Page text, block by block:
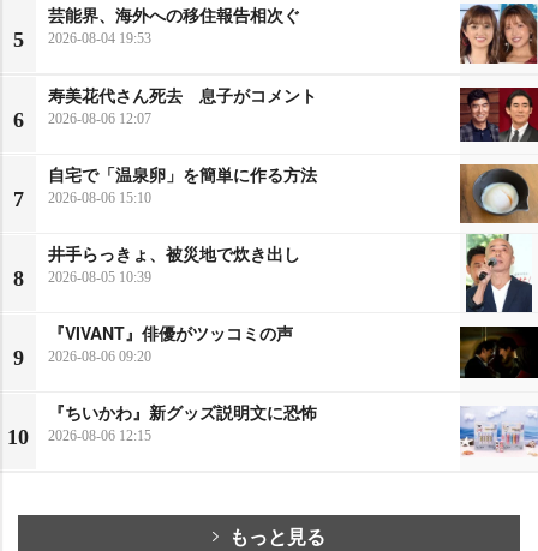
5
芸能界、海外への移住報告相次ぐ
2026-08-04 19:53
6
寿美花代さん死去 息子がコメント
2026-08-06 12:07
7
自宅で「温泉卵」を簡単に作る方法
2026-08-06 15:10
8
井手らっきょ、被災地で炊き出し
2026-08-05 10:39
9
『VIVANT』俳優がツッコミの声
2026-08-06 09:20
10
『ちいかわ』新グッズ説明文に恐怖
2026-08-06 12:15
もっと見る